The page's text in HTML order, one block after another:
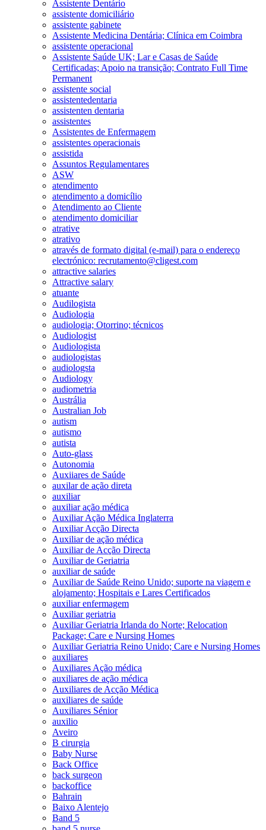
Assistente Dentário
assistente domiciliário
assistente gabinete
Assistente Medicina Dentária; Clínica em Coimbra
assistente operacional
Assistente Saúde UK; Lar e Casas de Saúde
Certificadas; Apoio na transição; Contrato Full Time
Permanent
assistente social
assistentedentaria
assistenten dentaria
assistentes
Assistentes de Enfermagem
assistentes operacionais
assistida
Assuntos Regulamentares
ASW
atendimento
atendimento a domicílio
Atendimento ao Cliente
atendimento domiciliar
atrative
atrativo
através de formato digital (e-mail) para o endereço
electrónico: recrutamento@cligest.com
attractive salaries
Attractive salary
atuante
Audilogista
Audiologia
audiologia; Otorrino; técnicos
Audiologist
Audiologista
audiologistas
audiologsta
Audiology
audiometria
Austrália
Australian Job
autism
autismo
autista
Auto-glass
Autonomia
Auxiiares de Saúde
auxilar de ação direta
auxiliar
auxiliar ação médica
Auxiliar Ação Médica Inglaterra
Auxiliar Acção Directa
Auxiliar de ação médica
Auxiliar de Acção Directa
Auxiliar de Geriatria
auxiliar de saúde
Auxiliar de Saúde Reino Unido; suporte na viagem e
alojamento; Hospitais e Lares Certificados
auxiliar enfermagem
Auxiliar geriatria
Auxiliar Geriatria Irlanda do Norte; Relocation
Package; Care e Nursing Homes
Auxiliar Geriatria Reino Unido; Care e Nursing Homes
auxiliares
Auxiliares Ação médica
auxiliares de ação médica
Auxiliares de Acção Médica
auxiliares de saúde
Auxiliares Sénior
auxilio
Aveiro
B cirurgia
Baby Nurse
Back Office
back surgeon
backoffice
Bahrain
Baixo Alentejo
Band 5